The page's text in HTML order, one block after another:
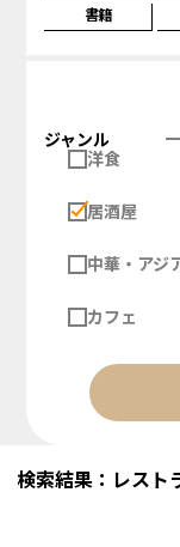
書籍
ジャンル
洋食
居酒屋
中華・アジ
カフェ
検索結果：レスト